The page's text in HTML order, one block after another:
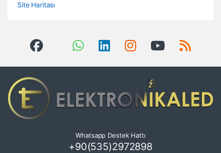
Site Haritası
Whatsapp Destek Hattı
+90(535)2972898